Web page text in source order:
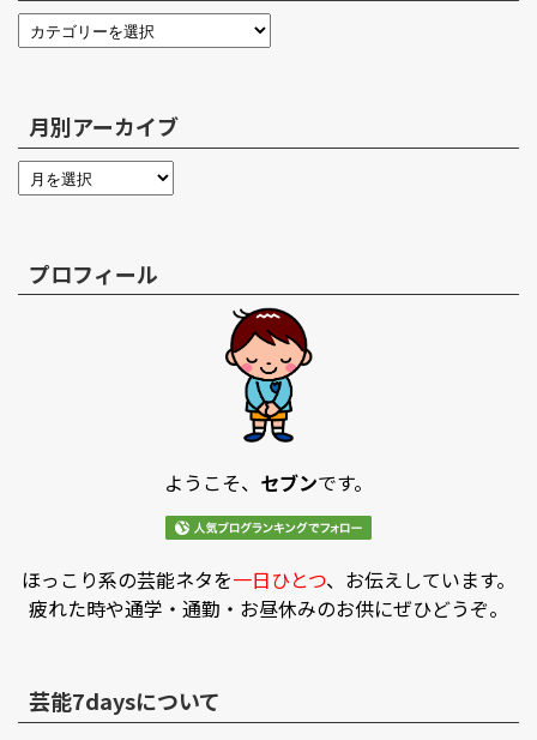
月別アーカイブ
プロフィール
ようこそ、 セブンです。
ほっこり系の芸能ネタを一日ひとつ、お伝えしています。
疲れた時や通学・通勤・お昼休みのお供にぜひどうぞ。
芸能7daysについて